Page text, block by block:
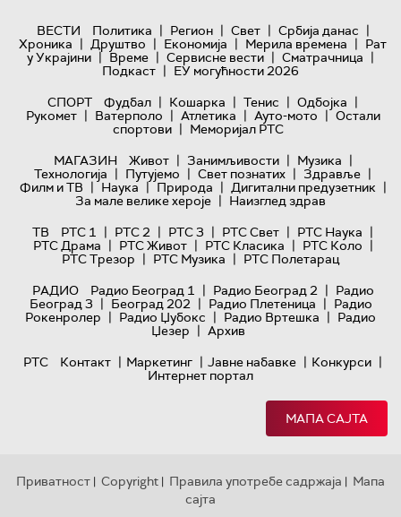
ВЕСТИ Политика | Регион | Свет | Србија данас |
Хроника | Друштво | Економија | Мерила времена | Рат
у Украјини | Време | Сервисне вести | Сматрачница |
Подкаст | ЕУ могућности 2026
СПОРТ
Фудбал | Кошарка | Тенис | Одбојка |
Рукомет | Ватерполо | Атлетика | Ауто-мото | Остали
спортови | Меморијал РТС
МАГАЗИН
Живот | Занимљивости | Музика |
Технологијa | Путујемо | Свет познатих | Здравље |
Филм и ТВ | Наука | Природа | Дигитални предузетник |
За мале велике хероје | Наизглед здрав
ТВ
РТС 1 | РТС 2 | РТС 3 | РТС Свет | РТС Наука |
РТС Драма | РТС Живот | РТС Класика | РТС Коло |
РТС Трезор | РТС Музика | РТС Полетарац
РАДИО
Радио Београд 1 | Радио Београд 2 | Радио
Београд 3 | Београд 202 | Радио Плетеница | Радио
Рокенролер | Радио Џубокс | Радио Вртешка | Радио
Џезер | Архив
РТС
Контакт | Маркетинг | Јавне набавке | Конкурси |
Интернет портал
МАПА САЈТА
Приватност | Copyright | Правила употребе садржаја | Мапа
сајта